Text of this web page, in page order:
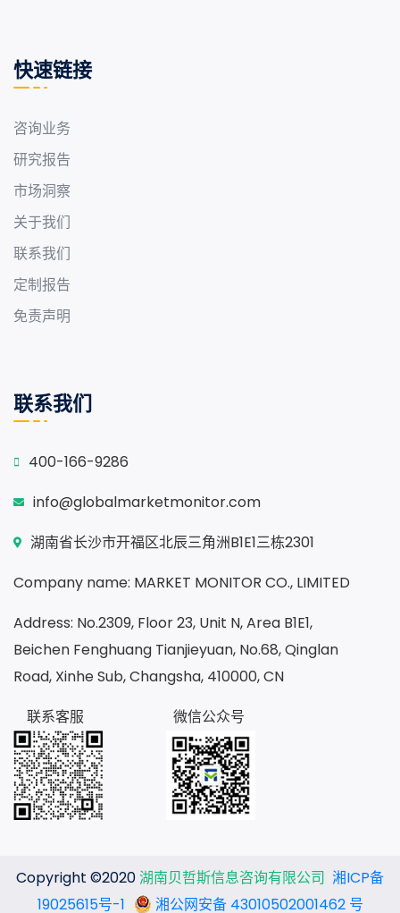
快速链接
咨询业务
研究报告
市场洞察
关于我们
联系我们
定制报告
免责声明
联系我们
400-166-9286
info@globalmarketmonitor.com
湖南省长沙市开福区北辰三角洲B1E1三栋2301
Company name: MARKET MONITOR CO., LIMITED
Address: No.2309, Floor 23, Unit N, Area B1E1,
Beichen Fenghuang Tianjieyuan, No.68, Qinglan
Road, Xinhe Sub, Changsha, 410000, CN
联系客服
微信公众号
Copyright ©2020湖南贝哲斯信息咨询有限公司 湘ICP备
19025615号-1
湘公网安备 43010502001462 号